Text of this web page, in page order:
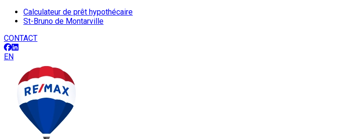
Calculateur de prêt hypothécaire
St-Bruno de Montarville
CONTACT
EN